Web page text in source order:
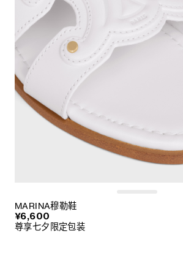
MARINA穆勒鞋
¥6,600
尊享七夕限定包装